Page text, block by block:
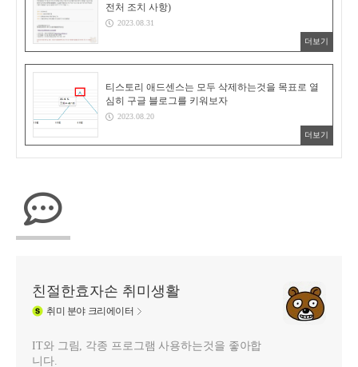
전처 조치 사항)
2023.08.31
더보기
티스토리 애드센스는 모두 삭제하는것을 목표로 열
심히 구글 블로그를 키워보자
2023.08.20
더보기
친절한효자손 취미생활
취미 분야 크리에이터
IT와 그림, 각종 프로그램 사용하는것을 좋아합
니다.